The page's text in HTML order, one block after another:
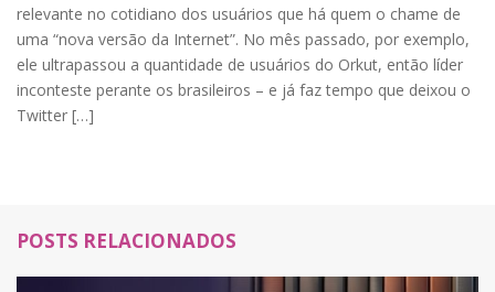
relevante no cotidiano dos usuários que há quem o chame de
uma “nova versão da Internet”. No mês passado, por exemplo,
ele ultrapassou a quantidade de usuários do Orkut, então líder
inconteste perante os brasileiros – e já faz tempo que deixou o
Twitter […]
POSTS RELACIONADOS